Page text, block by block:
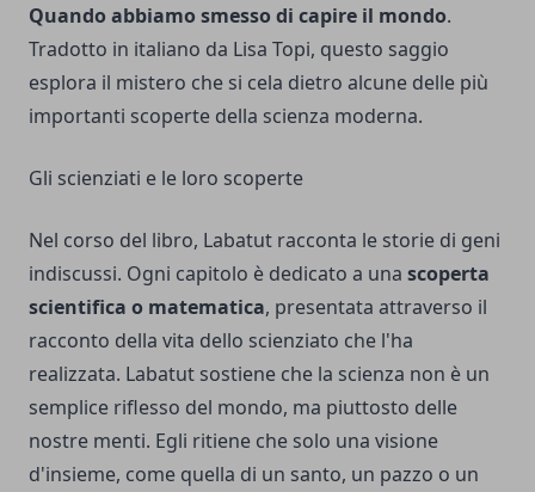
Quando abbiamo smesso di capire il mondo.
Tradotto in italiano da Lisa Topi, questo saggio
esplora il mistero che si cela dietro alcune delle più
importanti scoperte della scienza moderna.
Gli scienziati e le loro scoperte
Nel corso del libro, Labatut racconta le storie di geni
indiscussi. Ogni capitolo è dedicato a una scoperta
scientifica o matematica, presentata attraverso il
racconto della vita dello scienziato che l'ha
realizzata. Labatut sostiene che la scienza non è un
semplice riflesso del mondo, ma piuttosto delle
nostre menti. Egli ritiene che solo una visione
d'insieme, come quella di un santo, un pazzo o un